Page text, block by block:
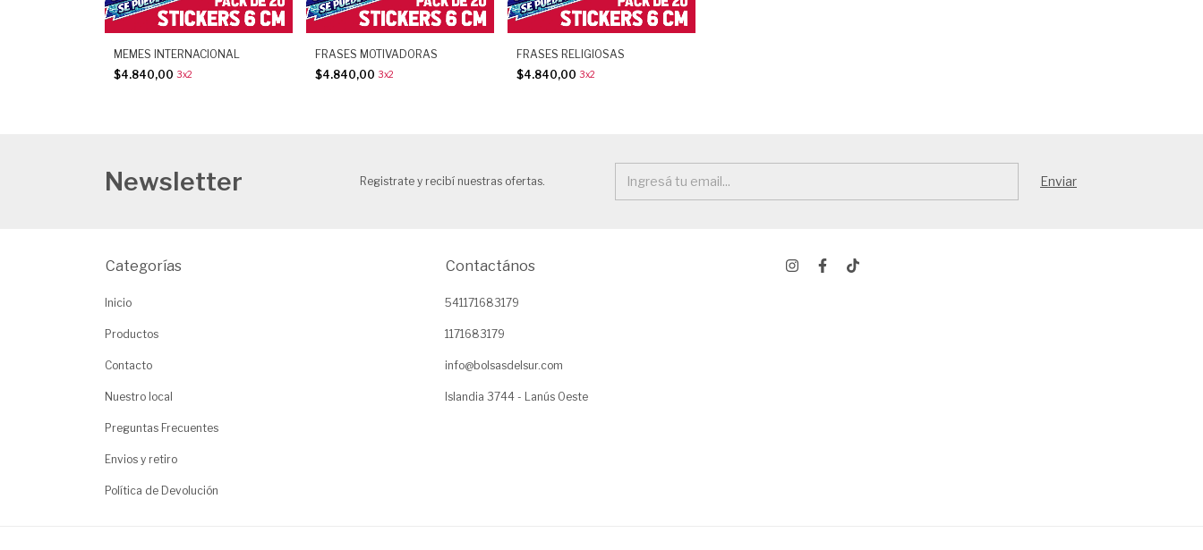
MEMES INTERNACIONAL
$4.840,00 3x2
FRASES MOTIVADORAS
$4.840,00 3x2
FRASES RELIGIOSAS
$4.840,00 3x2
Newsletter Registrate y recibí nuestras ofertas.
Categorías
Inicio
Productos
Contacto
Nuestro local
Preguntas Frecuentes
Envios y retiro
Política de Devolución
Contactános
541171683179
1171683179
info@bolsasdelsur.com
Islandia 3744 - Lanús Oeste